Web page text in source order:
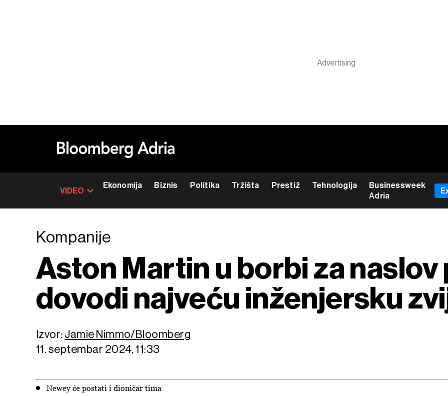
VIDEO
Ekonomija Biznis Politika Tržišta Prestiž Tehnologija
Businessweek
Adria
Kompanije
Aston Martin u borbi za naslov
dovodi najveću inženjersku
Izvor: Jamie Nimmo/Bloomberg
11. septembar 2024, 11:33
Newey će postati i dioničar tima